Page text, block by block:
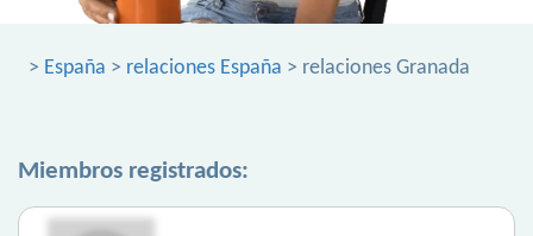
> España > relaciones España > relaciones Granada
Miembros registrados: